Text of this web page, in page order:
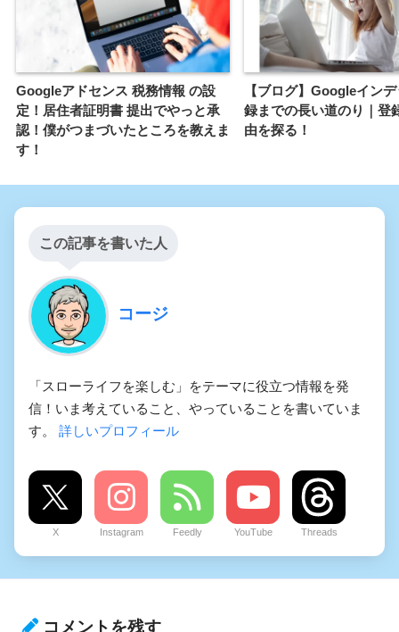
Googleアドセンス 税務情報 の設
定！居住者証明書 提出でやっと承
認！僕がつまづいたところを教えま
す！
【ブログ】Googleイン
録までの長い道のり｜登
由を探る！
この記事を書いた人
コージ
「スローライフを楽しむ」をテーマに役立つ情報を発
信！いま考えていること、やっていることを書いていま
す。 詳しいプロフィール
X Instagram Feedly YouTube Threads
コメントを残す